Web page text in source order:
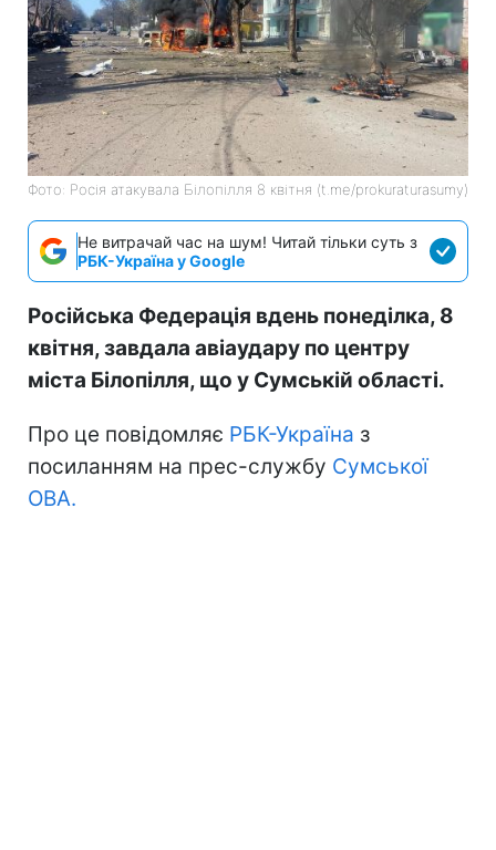
Фото: Росія атакувала Білопілля 8 квітня (t.me/prokuraturasumy)
Не витрачай час на шум! Читай тільки суть з
РБК-Україна у Google
Російська Федерація вдень понеділка, 8
квітня, завдала авіаудару по центру
міста Білопілля, що у Сумській області.
Про це повідомляє РБК-Україна з
посиланням на прес-службу Сумської
ОВА.